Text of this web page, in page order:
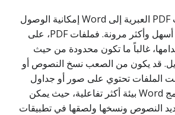
أولاً، يتيح تحويل ملفات PDF العبرية إلى Word إمكانية الوصول
إلى المعلومات بشكل أسهل وأكثر مرونة. فملفات PDF، على
غالباً ما تكون محدودة من حيث
قد يكون من الصعب نسخ النصوص أو
الملفات تحتوي على صور أو جداول
معقدة. بينما يوفر برنامج Word بيئة أكثر تفاعلية، حيث يمكن
النصوص ونسخها ولصقها في تطبيقات